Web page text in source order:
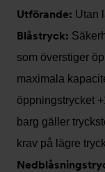
Utförande: Utan
Blåstryck:
som överstiger
maximala
öppningstrycket
barg gäller
krav på lägre